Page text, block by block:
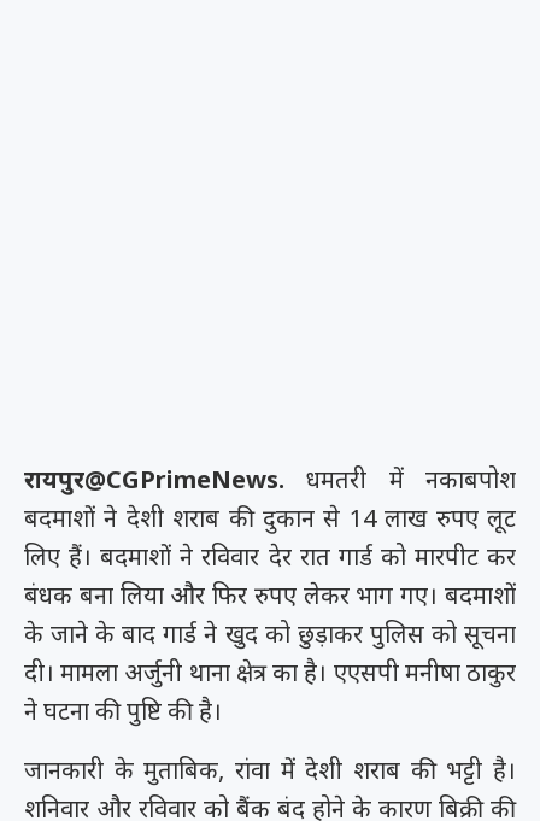
रायपुर@CGPrimeNews.धमतरी में नकाबपोश
बदमाशों ने देशी शराब की दुकान से 14 लाख रुपए लूट
लिए हैं। बदमाशों ने रविवार देर रात गार्ड को मारपीट कर
बंधक बना लिया और फिर रुपए लेकर भाग गए। बदमाशों
के जाने के बाद गार्ड ने खुद को छुड़ाकर पुलिस को सूचना
दी। मामला अर्जुनी थाना क्षेत्र का है। एएसपी मनीषा ठाकुर
ने घटना की पुष्टि की है।
जानकारी के मुताबिक, रांवा में देशी शराब की भट्टी है।
शनिवार और रविवार को बैंक बंद होने के कारण बिक्री की